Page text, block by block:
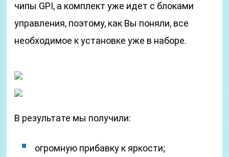
чипы GPI, а комплект уже идет с блоками
управления, поэтому, как Вы поняли, все
необходимое к установке уже в наборе.
В результате мы получили:
огромную прибавку к яркости;